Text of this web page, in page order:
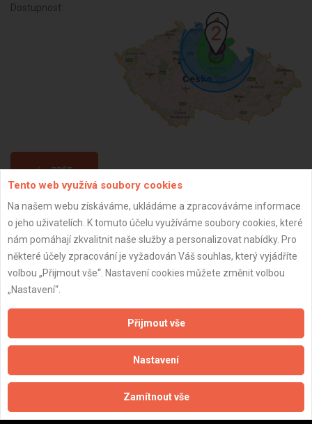
Dostupnost:
ZPĚT
Aktualizováno z portálu ARES dne 31.12.2023 10:30:09
Naše firmy a řemeslníci
Zpracování a ochrana osobních údajů
Zásady pro používání souborů cookie
Obchodní podmínky (zprostředkování)
Obchodní podmínky (rozpočtování)
Reference
Tento web využívá soubory cookies
Na našem webu získáváme, ukládáme a zpracováváme informace
o jeho uživatelích. K tomuto účelu využíváme soubory cookies, které
nám pomáhají zkvalitnit naše služby a personalizovat nabídky. Pro
některé účely zpracování je vyžadován Váš souhlas, který vyjádříte
volbou „Přijmout vše“. Nastavení cookies můžete změnit volbou
„Nastavení“.
Přijmout vše
Nastavení
Zamítnout vše